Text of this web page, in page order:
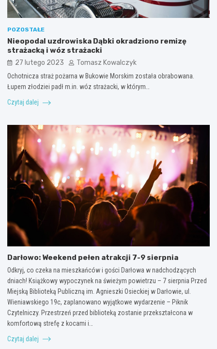
POZOSTAŁE
Nieopodal uzdrowiska Dąbki okradziono remizę
strażacką i wóz strażacki
27 lutego 2023 Tomasz Kowalczyk
Ochotnicza straż pożarna w Bukowie Morskim została obrabowana.
Łupem złodziei padł m.in. wóz strażacki, w którym…
Czytaj dalej
Darłowo: Weekend pełen atrakcji 7-9 sierpnia
Odkryj, co czeka na mieszkańców i gości Darłowa w nadchodzących
dniach! Książkowy wypoczynek na świeżym powietrzu – 7 sierpnia Przed
Miejską Biblioteką Publiczną im. Agnieszki Osieckiej w Darłowie, ul.
Wieniawskiego 19c, zaplanowano wyjątkowe wydarzenie – Piknik
Czytelniczy. Przestrzeń przed biblioteką zostanie przekształcona w
komfortową strefę z kocami i…
Czytaj dalej